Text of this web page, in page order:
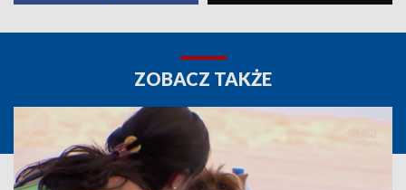
ZOBACZ TAKŻE